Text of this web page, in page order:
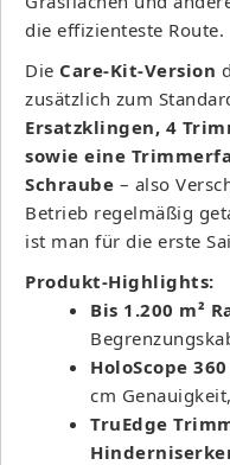
die effizienteste Route.
Die Care-Kit-Version
zusätzlich zum
Ersatzklingen, 4
sowie eine
Schraube – also
Betrieb regelmäßig
ist man für die erste
Produkt-Highlights:
Bis 1.200 m²
HoloScope
cm
TruEdge